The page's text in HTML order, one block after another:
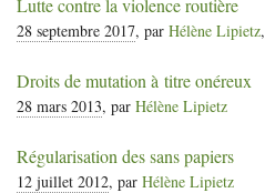
Lutte contre la violence routière
28 septembre 2017, par Hélène Lipietz,
Droits de mutation à titre onéreux
28 mars 2013, par Hélène Lipietz
Régularisation des sans papiers
12 juillet 2012, par Hélène Lipietz